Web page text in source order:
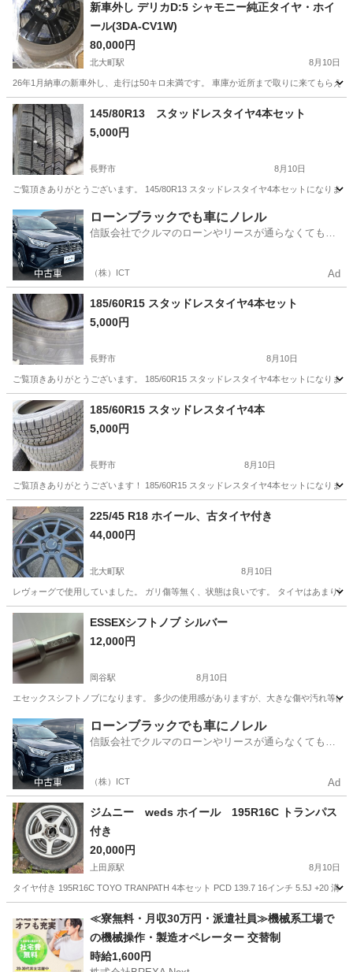
新車外し デリカD:5 シャモニー純正タイヤ・ホイ
ール(3DA-CV1W)
80,000円
北大町駅 8月10日
26年1月納車の新車外し、走行は50キロ未満です。 車庫か近所まで取りに来てもらえ
長野 大町市 タイヤ、ホイール シャモニー
145/80R13 スタッドレスタイヤ4本セット
5,000円
長野市 8月10日
ご覧頂きありがとうございます。 145/80R13 スタッドレスタイヤ4本セットになりま
長野 長野市 タイヤ、ホイール R13
ローンブラックでも車にノレル
信販会社でクルマのローンやリースが通らなくてもク
（株）ICT Ad
185/60R15 スタッドレスタイヤ4本セット
5,000円
長野市 8月10日
ご覧頂きありがとうございます。 185/60R15 スタッドレスタイヤ4本セットになりま
長野 長野市 タイヤ、ホイール スタッドレスタイヤ
185/60R15 スタッドレスタイヤ4本
5,000円
長野市 8月10日
ご覧頂きありがとうございます！ 185/60R15 スタッドレスタイヤ4本セットになり
長野 長野市 タイヤ、ホイール スタッドレスタイヤ
225/45 R18 ホイール、古タイヤ付き
44,000円
北大町駅 8月10日
レヴォーグで使用していました。 ガリ傷等無く、状態は良いです。 タイヤはあまり溝
長野 大町市 タイヤ、ホイール
ESSEXシフトノブ シルバー
12,000円
岡谷駅 8月10日
エセックスシフトノブになります。 多少の使用感がありますが、大きな傷や汚れ等
長野 岡谷市 岡谷駅 内装、インテリア
ローンブラックでも車にノレル
信販会社でクルマのローンやリースが通らなくてもク
（株）ICT Ad
ジムニー weds ホイール 195R16C トランパス
付き
20,000円
上田原駅 8月10日
タイヤ付き 195R16C TOYO TRANPATH 4本セット PCD 139.7 16インチ 5.5J +20 溝
上田原駅 タイヤ、ホイール
≪寮無料・月収30万円・派遣社員≫機械系工場で
の機械操作・製造オペレーター 交替制
時給1,600円